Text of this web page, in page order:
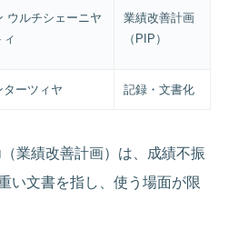
ウルチシェーニヤ
ィ
業績改善計画
（PIP）
ターツィヤ 記録・文書化
業績改善計画）は、成績不振
い文書を指し、使う場面が限